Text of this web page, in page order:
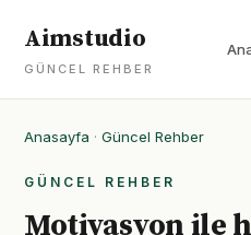
Aimstudio
GÜNCEL REHBER
Anasayfa · Güncel Rehber
GÜNCEL REHBER
Motivasyon ile